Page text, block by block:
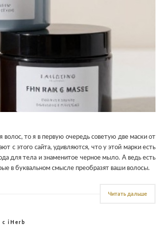
волос, то я в первую очередь советую две маски от
с этого сайта, удивляются, что у этой марки есть
для тела и знаменитое черное мыло. А ведь есть
в буквальном смысле преобразят ваши волосы.
Читать дальше
с iHerb